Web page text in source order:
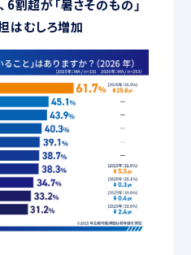
割超が「暑さそのもの」
むしろ増加